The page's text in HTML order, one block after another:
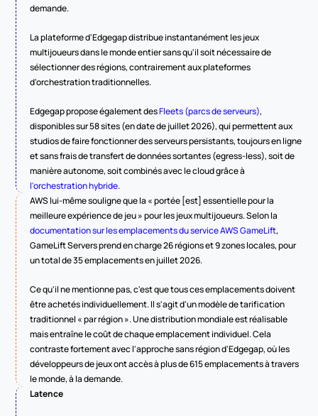
demande.
La plateforme d'Edgegap distribue instantanément les jeux
multijoueurs dans le monde entier sans qu'il soit nécessaire de
sélectionner des régions, contrairement aux plateformes
d'orchestration traditionnelles.
Edgegap propose également des Fleets (parcs de serveurs),
disponibles sur 58 sites (en date de juillet 2026), qui permettent aux
studios de faire fonctionner des serveurs persistants, toujours en ligne
et sans frais de transfert de données sortantes (egress-less), soit de
l'orchestration hybride.
AWS lui-même souligne que la « portée [est] essentielle pour la
documentation sur les emplacements du service AWS GameLift,
GameLift Servers prend en charge 26 régions et 9 zones locales, pour
un total de 35 emplacements en juillet 2026.
Ce qu'il ne mentionne pas, c'est que tous ces emplacements doivent
être achetés individuellement. Il s'agit d'un modèle de tarification
traditionnel « par région ». Une distribution mondiale est réalisable
mais entraîne le coût de chaque emplacement individuel. Cela
contraste fortement avec l'approche sans région d'Edgegap, où les
développeurs de jeux ont accès à plus de 615 emplacements à travers
le monde, à la demande.
Latence